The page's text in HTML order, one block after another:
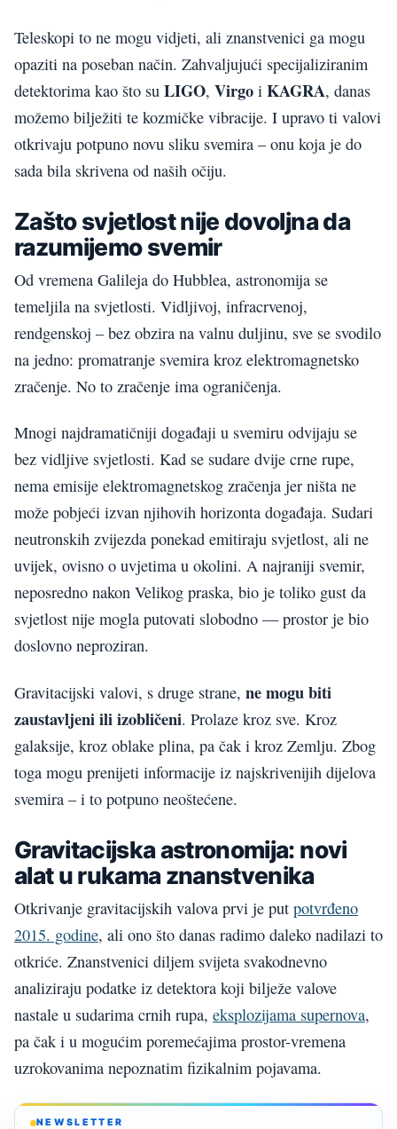
Teleskopi to ne mogu vidjeti, ali znanstvenici ga mogu
opaziti na poseban način. Zahvaljujući specijaliziranim
detektorima kao što su LIGO, Virgo i KAGRA, danas
možemo bilježiti te kozmičke vibracije. I upravo ti valovi
otkrivaju potpuno novu sliku svemira – onu koja je do
sada bila skrivena od naših očiju.
Zašto svjetlost nije dovoljna da
razumijemo svemir
Od vremena Galileja do Hubblea, astronomija se
temeljila na svjetlosti. Vidljivoj, infracrvenoj,
rendgenskoj – bez obzira na valnu duljinu, sve se svodilo
na jedno: promatranje svemira kroz elektromagnetsko
zračenje. No to zračenje ima ograničenja.
Mnogi najdramatičniji događaji u svemiru odvijaju se
bez vidljive svjetlosti. Kad se sudare dvije crne rupe,
nema emisije elektromagnetskog zračenja jer ništa ne
može pobjeći izvan njihovih horizonta događaja. Sudari
neutronskih zvijezda ponekad emitiraju svjetlost, ali ne
uvijek, ovisno o uvjetima u okolini. A najraniji svemir,
neposredno nakon Velikog praska, bio je toliko gust da
svjetlost nije mogla putovati slobodno — prostor je bio
doslovno neproziran.
Gravitacijski valovi, s druge strane, ne mogu biti
zaustavljeni ili izobličeni. Prolaze kroz sve. Kroz
galaksije, kroz oblake plina, pa čak i kroz Zemlju. Zbog
toga mogu prenijeti informacije iz najskrivenijih dijelova
svemira – i to potpuno neoštećene.
Gravitacijska astronomija: novi
alat u rukama znanstvenika
Otkrivanje gravitacijskih valova prvi je put potvrđeno
2015. godine, ali ono što danas radimo daleko nadilazi to
otkriće. Znanstvenici diljem svijeta svakodnevno
analiziraju podatke iz detektora koji bilježe valove
nastale u sudarima crnih rupa, eksplozijama supernova,
pa čak i u mogućim poremećajima prostor-vremena
uzrokovanima nepoznatim fizikalnim pojavama.
NEWSLETTER